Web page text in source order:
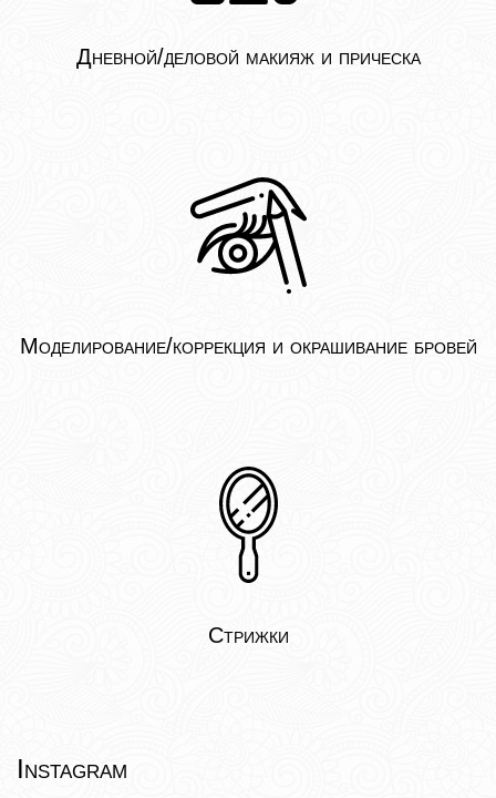
Дневной/деловой макияж и прическа
Моделирование/коррекция и окрашивание бровей
Стрижки
Instagram